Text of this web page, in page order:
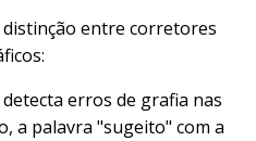
entre corretores
detecta erros de grafia nas
a palavra "sugeito" com a